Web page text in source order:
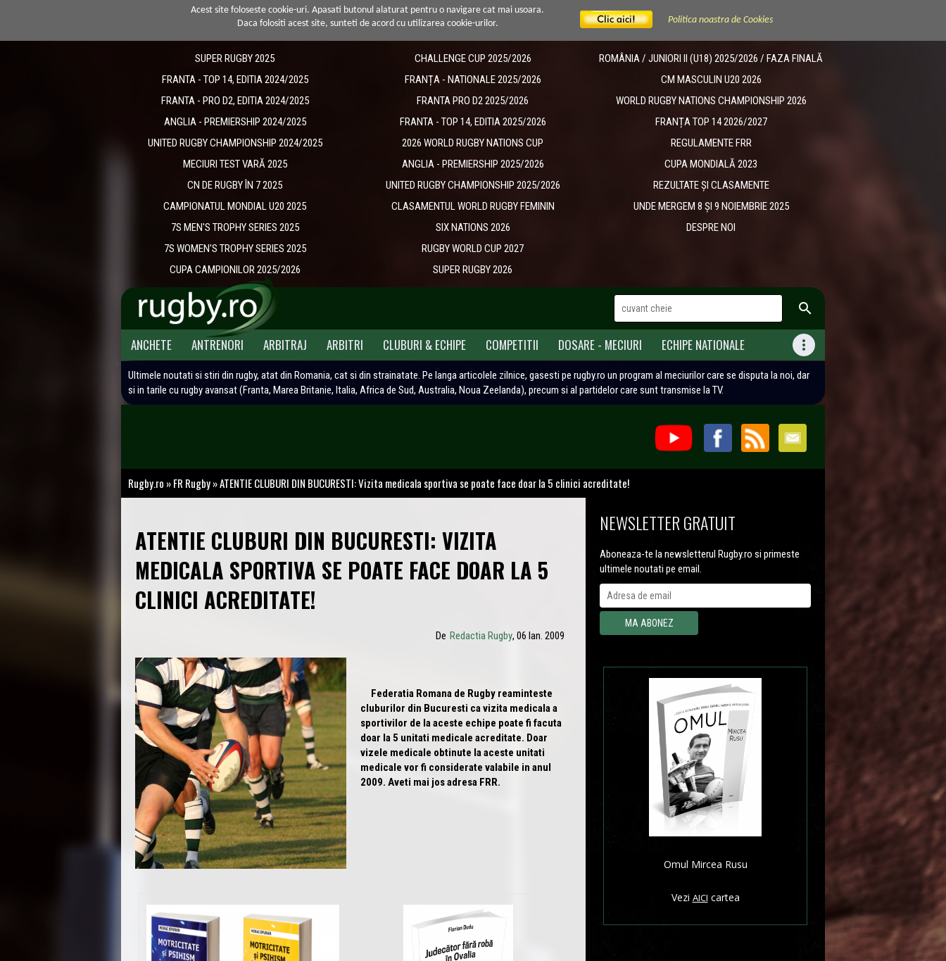
Politica noastra de Cookies
Acest site foloseste cookie-uri. Apasati butonul alaturat pentru o navigare cat mai usoara.
Daca folositi acest site, sunteti de acord cu utilizarea cookie-urilor.
SUPER RUGBY 2025
FRANTA - TOP 14, EDITIA 2024/2025
FRANTA - PRO D2, EDITIA 2024/2025
ANGLIA - PREMIERSHIP 2024/2025
UNITED RUGBY CHAMPIONSHIP 2024/2025
MECIURI TEST VARĂ 2025
CN DE RUGBY ÎN 7 2025
CAMPIONATUL MONDIAL U20 2025
7S MEN'S TROPHY SERIES 2025
7S WOMEN'S TROPHY SERIES 2025
CUPA CAMPIONILOR 2025/2026
CHALLENGE CUP 2025/2026
​FRANȚA - NATIONALE 2025/2026
FRANTA PRO D2 2025/2026
FRANTA - TOP 14, EDITIA 2025/2026
2026 WORLD RUGBY NATIONS CUP
ANGLIA - PREMIERSHIP 2025/2026
UNITED RUGBY CHAMPIONSHIP 2025/2026
CLASAMENTUL WORLD RUGBY FEMININ
SIX NATIONS 2026
RUGBY WORLD CUP 2027
SUPER RUGBY 2026
ROMÂNIA / JUNIORI II (U18) 2025/2026 / FAZA FINALĂ
CM MASCULIN U20 2026
WORLD RUGBY NATIONS CHAMPIONSHIP 2026
FRANȚA TOP 14 2026/2027
REGULAMENTE FRR
CUPA MONDIALĂ 2023
REZULTATE ȘI CLASAMENTE
UNDE MERGEM 8 ȘI 9 NOIEMBRIE 2025
DESPRE NOI

ANCHETE ANTRENORI ARBITRAJ ARBITRI CLUBURI & ECHIPE COMPETITII DOSARE - MECIURI ECHIPE NATIONALE 
Ultimele noutati si stiri din rugby, atat din Romania, cat si din strainatate. Pe langa articolele zilnice, gasesti pe rugby.ro un program al meciurilor care se disputa la noi, dar
si in tarile cu rugby avansat (Franta, Marea Britanie, Italia, Africa de Sud, Australia, Noua Zeelanda), precum si al partidelor care sunt transmise la TV.
Rugby.ro »FR Rugby»ATENTIE CLUBURI DIN BUCURESTI: Vizita medicala sportiva se poate face doar la 5 clinici acreditate!
ATENTIE CLUBURI DIN BUCURESTI: VIZITA
MEDICALA SPORTIVA SE POATE FACE DOAR LA 5
CLINICI ACREDITATE!
De Redactia Rugby, 06 Ian. 2009
Federatia Romana de Rugby reaminteste
cluburilor din Bucuresti ca vizita medicala a
sportivilor de la aceste echipe poate fi facuta
doar la 5 unitati medicale acreditate. Doar
vizele medicale obtinute la aceste unitati
medicale vor fi considerate valabile in anul
2009. Aveti mai jos adresa FRR.
NEWSLETTER GRATUIT
Aboneaza-te la newsletterul Rugby.ro si primeste
ultimele noutati pe email.
Omul Mircea Rusu
Vezi AICI cartea